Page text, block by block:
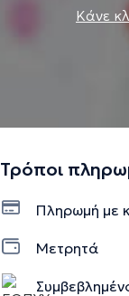
Κάνε
Τρόποι
Πληρωμή με
Μετρητά